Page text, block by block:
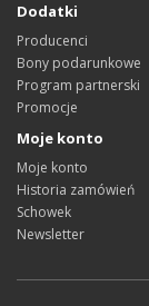
Dodatki
Producenci
Bony podarunkowe
Program partnerski
Promocje
Moje konto
Moje konto
Historia zamówień
Schowek
Newsletter